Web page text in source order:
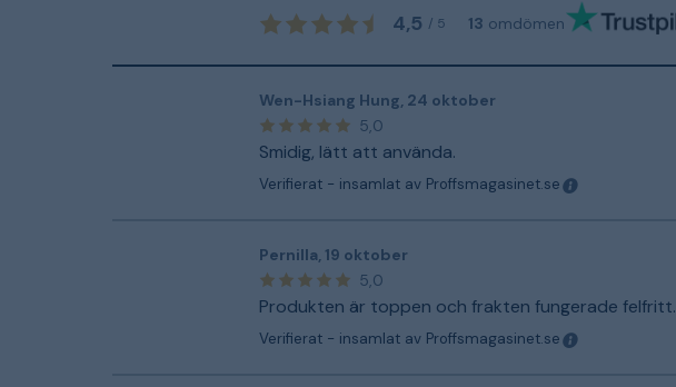
4,5 / 5 13 omdömen
Wen-Hsiang Hung, 24 oktober
5,0
Smidig, lätt att använda.
Verifierat - insamlat av Proffsmagasinet.se
Pernilla, 19 oktober
5,0
Produkten är toppen och frakten fungerade felfritt.
Verifierat - insamlat av Proffsmagasinet.se